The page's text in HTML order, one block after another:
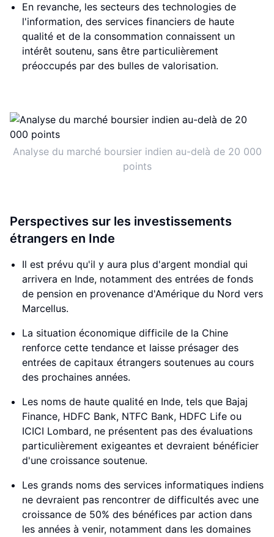
En revanche, les secteurs des technologies de
l'information, des services financiers de haute
qualité et de la consommation connaissent un
intérêt soutenu, sans être particulièrement
préoccupés par des bulles de valorisation.
Analyse du marché boursier indien au-delà de 20 000
points
Perspectives sur les investissements
étrangers en Inde
Il est prévu qu'il y aura plus d'argent mondial qui
arrivera en Inde, notamment des entrées de fonds
de pension en provenance d'Amérique du Nord vers
Marcellus.
La situation économique difficile de la Chine
renforce cette tendance et laisse présager des
entrées de capitaux étrangers soutenues au cours
des prochaines années.
Les noms de haute qualité en Inde, tels que Bajaj
Finance, HDFC Bank, NTFC Bank, HDFC Life ou
ICICI Lombard, ne présentent pas des évaluations
particulièrement exigeantes et devraient bénéficier
d'une croissance soutenue.
Les grands noms des services informatiques indiens
ne devraient pas rencontrer de difficultés avec une
croissance de 50% des bénéfices par action dans
les années à venir, notamment dans les domaines